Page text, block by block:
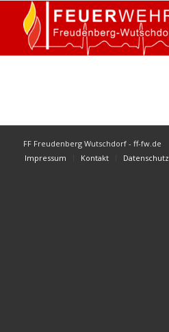
FF Freudenberg Wutschdorf - ff-fw.de
Impressum
Kontakt Datenschutz